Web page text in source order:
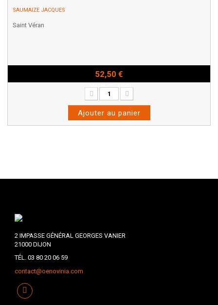
SAUMAIZE JACQUES
Saint Véran
52,50 €
Ajouter au panier
2 IMPASSE GÉNÉRAL GEORGES VANIER
21000 DIJON
TÉL. 03 80 20 06 59
contact@oenovinia.com